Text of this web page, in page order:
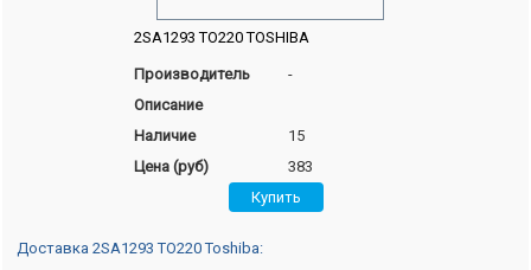
2SA1293 TO220 TOSHIBA
Производитель
-
Описание
Наличие
15
Цена (руб)
383
Доставка 2SA1293 TO220 Toshiba: